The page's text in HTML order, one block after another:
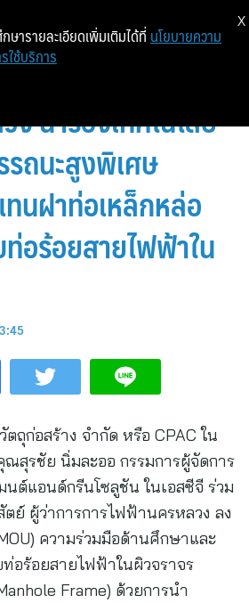
ร่วมกับการ
นำร่องเทคโนโลยี
ถนะสูงพิเศษ
นฝาท่อเหล็กหล่อ
อร้อยสายไฟฟ้าใน
ก่อสร้าง จำกัด หรือ CPAC ใน
ณสุรชัย นิ่มละออ กรรมการผู้จัดการ
นต์แอนด์กรีนโซลูชัน ในเอสซีจี ร่วม
ย์ ผู้ว่าการการไฟฟ้านครหลวง ลง
ความร่วมมือด้านศึกษาและ
ร้อยสายไฟฟ้าในผิวจราจร
Frame) ด้วยการนำ
ษารายละเอียดเพิ่มเติมได้ที่ นโยบายความ
ใช้บริการ
X